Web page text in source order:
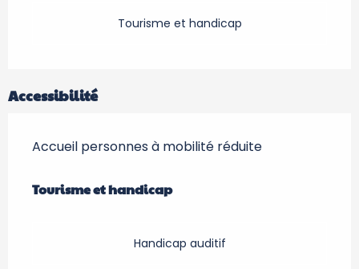
Tourisme et handicap
Accessibilité
Accueil personnes à mobilité réduite
Tourisme et handicap
Tourisme et handicap
Handicap auditif